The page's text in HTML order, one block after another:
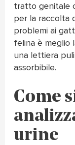
tratto genitale
per la raccolta
problemi ai
felina è meglio
una lettiera
assorbibile.
Come
urine